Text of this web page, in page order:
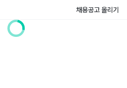
채용공고 올리기